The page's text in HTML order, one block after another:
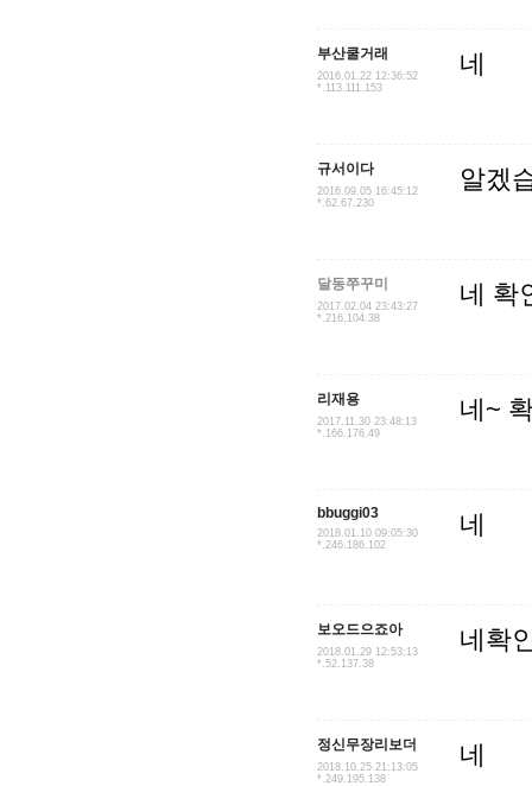
부산쿨거래
2016.01.22 12:36:52
*.113.111.153
네
규서이다
2016.09.05 16:45:12
*.62.67.230
알겠
달동쭈꾸미
2017.02.04 23:43:27
*.216.104.38
네 확
리재용
2017.11.30 23:48:13
*.166.176.49
네~
bbuggi03
2018.01.10 09:05:30
*.246.186.102
네
보오드으죠아
2018.01.29 12:53:13
*.52.137.38
네확
정신무장리보더
2018.10.25 21:13:05
*.249.195.138
네